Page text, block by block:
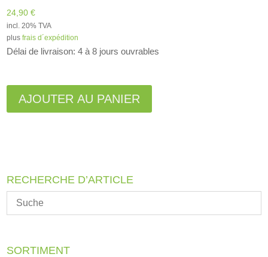
24,90€
incl. 20% TVA
plusfrais d´expédition
Délai de livraison: 4 à 8 jours ouvrables
AJOUTER AU PANIER
v
RECHERCHE D’ARTICLE
SORTIMENT